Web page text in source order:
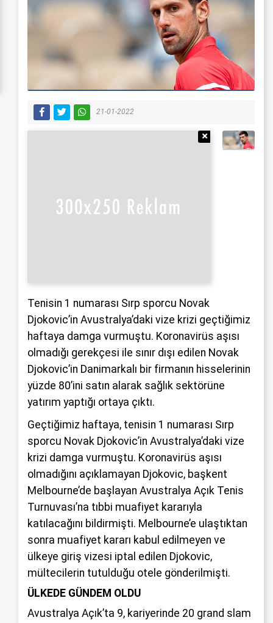
21-01-2022
Reklamı Gizle
Tenisin 1 numarası Sırp sporcu Novak
Djokovic’in Avustralya’daki vize krizi geçtiğimiz
haftaya damga vurmuştu. Koronavirüs aşısı
olmadığı gerekçesi ile sınır dışı edilen Novak
Djokovic’in Danimarkalı bir firmanın hisselerinin
yüzde 80’ini satın alarak sağlık sektörüne
yatırım yaptığı ortaya çıktı.
Geçtiğimiz haftaya, tenisin 1 numarası Sırp
sporcu Novak Djokovic’in Avustralya’daki vize
krizi damga vurmuştu. Koronavirüs aşısı
olmadığını açıklamayan Djokovic, başkent
Melbourne’de başlayan Avustralya Açık Tenis
Turnuvası’na tıbbi muafiyet kararıyla
katılacağını bildirmişti. Melbourne’e ulaştıktan
sonra muafiyet kararı kabul edilmeyen ve
ülkeye giriş vizesi iptal edilen Djokovic,
mültecilerin tutulduğu otele gönderilmişti.
ÜLKEDE GÜNDEM OLDU
Avustralya Açık’ta 9, kariyerinde 20 grand slam